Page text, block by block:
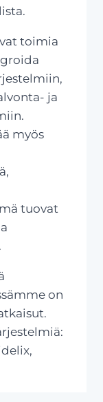
toimia
ja
myös
tuovat
on